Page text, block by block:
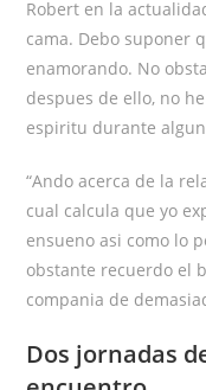
Robert en la
cama. Debo suponer
enamorando. No
despues de ello, no
espiritu durante
“Ando acerca de la
cual calcula que yo
ensueno asi­ como lo
obstante recuerdo el
compania de
Dos jornadas